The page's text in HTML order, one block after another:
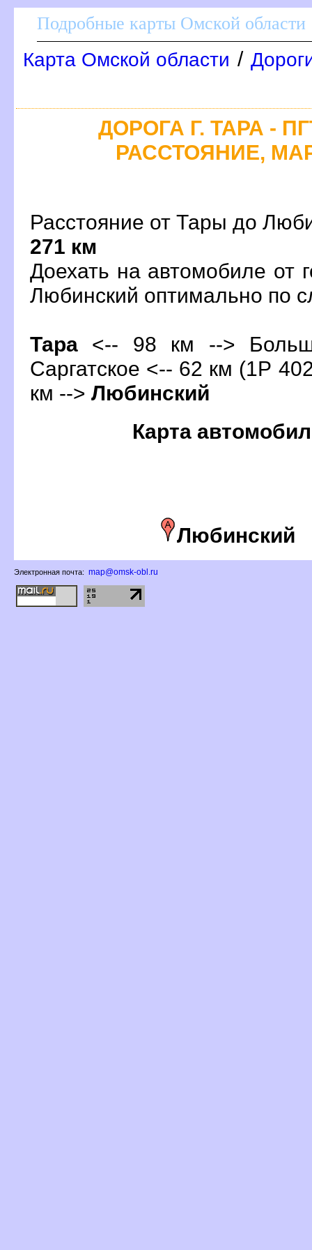
Подробные карты Омской области
Карта Омской области /
ДОРОГА Г. ТАРА -
РАССТОЯНИЕ,
Расстояние от Тары до
271 км
Доехать на автомобиле от
Любинский оптимально по
Тара <-- 98 км -->
Саргатское <-- 62 км (1Р
км --> Любинский
Карта
Любинский
Электронная почта: map@omsk-obl.ru